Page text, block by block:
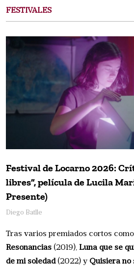
FESTIVALES
Festival de Locarno 2026:
libres”, película de Lucila
Presente)
Diego Batlle
Tras varios premiados cortos como
Resonancias (2019), Luna que se
de mi soledad(2022) y Quisiera no